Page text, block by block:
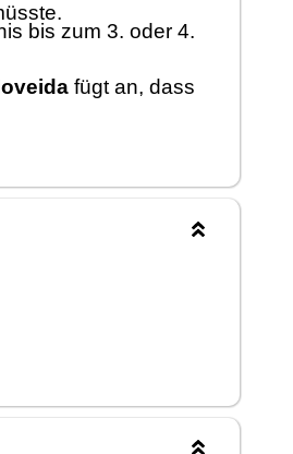
sste.
bis zum 3. oder 4.
da fügt an, dass